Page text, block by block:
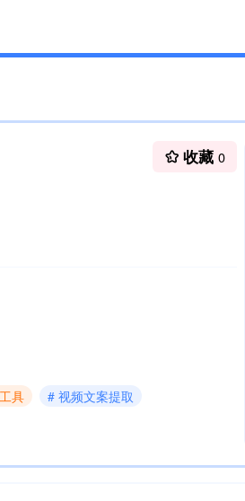
收藏 0
具
# 视频文案提取